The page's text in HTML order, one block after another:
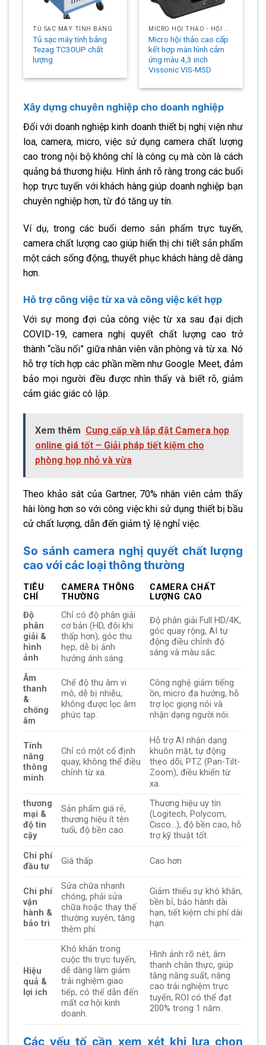
TỦ SẠC MÁY TÍNH BẢNG
Tủ sạc máy tính bảng
Tezag TC30UP chất
lượng
Micro hội thảo cao cấp
kết hợp màn hình cảm
ứng màu 4,3 inch
Vissonic VIS-MSD
Xây dựng chuyên nghiệp cho doanh nghiệp
Đối với doanh nghiệp kinh doanh thiết bị nghị viện như
loa, camera, micro, việc sử dụng camera chất lượng
cao trong nội bộ không chỉ là công cụ mà còn là cách
quảng bá thương hiệu. Hình ảnh rõ ràng trong các buổi
họp trực tuyến với khách hàng giúp doanh nghiệp bạn
chuyên nghiệp hơn, từ đó tăng uy tín.
Ví dụ, trong các buổi demo sản phẩm trực tuyến,
camera chất lượng cao giúp hiển thị chi tiết sản phẩm
một cách sống động, thuyết phục khách hàng dễ dàng
hơn.
Hỗ trợ công việc từ xa và công việc kết hợp
Với sự mong đợi của công việc từ xa sau đại dịch
COVID-19, camera nghị quyết chất lượng cao trở
thành “cầu nối” giữa nhân viên văn phòng và từ xa. Nó
hỗ trợ tích hợp các phần mềm như Google Meet, đảm
bảo mọi người đều được nhìn thấy và biết rõ, giảm
cảm giác giác cô lập.
Xem thêm Cung cấp và lắp đặt Camera họp
online giá tốt – Giải pháp tiết kiệm cho
phòng họp nhỏ và vừa
Theo khảo sát của Gartner, 70% nhân viên cảm thấy
hài lòng hơn so với công việc khi sử dụng thiết bị bầu
cử chất lượng, dẫn đến giảm tỷ lệ nghỉ việc.
So sánh camera nghị quyết chất lượng
cao với các loại thông thường
TIÊU
CHÍ
CAMERA THÔNG
THƯỜNG
CAMERA CHẤT
LƯỢNG CAO
Độ
phân
giải &
hình
ảnh
Chỉ có độ phân giải
cơ bản (HD, đôi khi
thấp hơn), góc thu
hẹp, dễ bị ảnh
hưởng ánh sáng.
Độ phân giải Full HD/4K,
góc quay rộng, AI tự
động điều chỉnh độ
sáng và màu sắc.
Âm
thanh
&
chống
âm
Chế độ thu âm vi
mô, dễ bị nhiễu,
không được lọc âm
phức tạp.
Công nghệ giảm tiếng
ồn, micro đa hướng, hỗ
trợ lọc giọng nói và
nhận dạng người nói.
Tính
năng
thông
minh
Chỉ có một cố định
quay, không thể điều
chỉnh từ xa.
Hỗ trợ AI nhận dạng
khuôn mặt, tự động
theo dõi, PTZ (Pan-Tilt-
Zoom), điều khiển từ
xa.
thương
mại &
độ tin
cậy
Sản phẩm giá rẻ,
thương hiệu ít tên
tuổi, độ bền cao.
Thương hiệu uy tín
(Logitech, Polycom,
Cisco…), độ bền cao, hỗ
trợ kỹ thuật tốt.
Chi phí
đầu tư
Giá thấp Cao hơn
Chi phí
vận
hành &
bảo trì
Sửa chữa nhanh
chóng, phải sửa
chữa hoặc thay thế
thường xuyên, tăng
thêm phí.
Giảm thiểu sự khó khăn,
bền bỉ, bảo hành dài
hạn, tiết kiệm chi phí dài
hạn.
Hiệu
quả &
lợi ích
Khó khăn trong
cuộc thi trực tuyến,
dễ dàng làm giảm
trải nghiệm giao
tiếp, có thể dẫn đến
mất cơ hội kinh
doanh.
Hình ảnh rõ nét, âm
thanh chân thực, giúp
tăng năng suất, nâng
cao trải nghiệm trực
tuyến, ROI có thể đạt
200% trong 1 năm.
Các yếu tố cần xem xét khi lựa chọn